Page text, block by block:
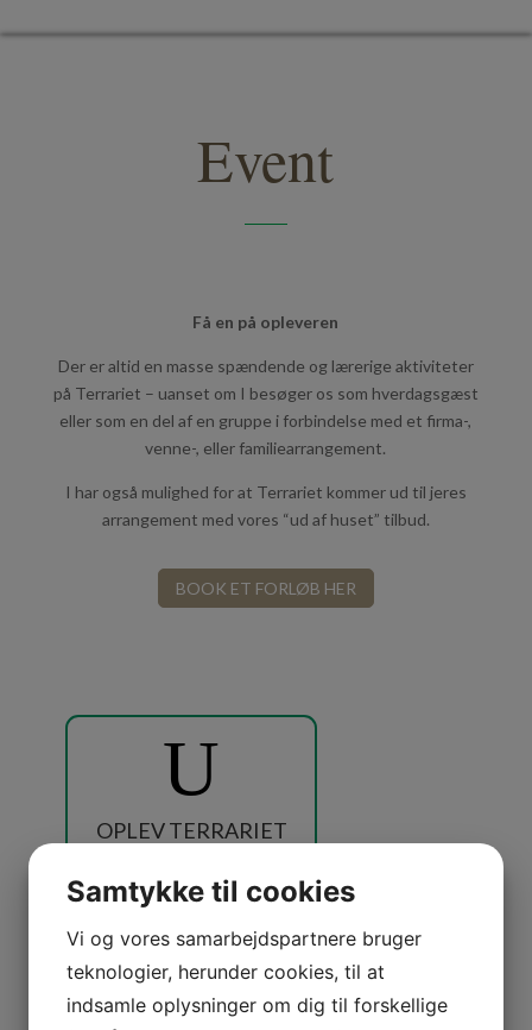
3
Event
Få en på opleveren
Der er altid en masse spændende og lærerige aktiviteter
på Terrariet – uanset om I besøger os som hverdagsgæst
eller som en del af en gruppe i forbindelse med et firma-,
venne-, eller familiearrangement.
I har også mulighed for at Terrariet kommer ud til jeres
arrangement med vores “ud af huset” tilbud.
BOOK ET FORLØB HER
U
OPLEV TERRARIET

Samtykke til cookies
Vi og vores samarbejdspartnere bruger
teknologier, herunder cookies, til at
indsamle oplysninger om dig til forskellige